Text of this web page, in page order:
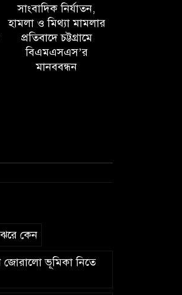
সাংবাদিক নির্যাতন,
হামলা ও মিথ্যা মামলার
প্রতিবাদে চট্টগ্রামে
বিএমএসএস’র
মানববন্ধন
কেন
জোরালো ভূমিকা নিতে